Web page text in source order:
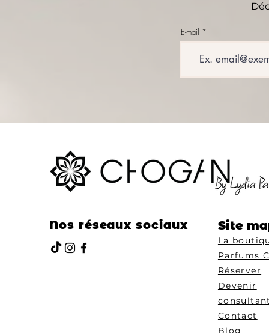
E-mail
Nos réseaux sociaux Site
La
Parfums
Réserver
Devenir
consultant
Contact
Blog